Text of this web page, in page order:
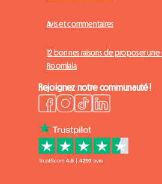
Avis et commentaires
12 bonnes raisons de proposer une
Roomlala
Rejoignez notre communauté !